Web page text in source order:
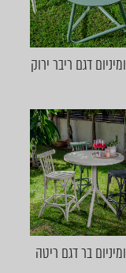
דגם ריבר ירוק
בר דגם ריטה